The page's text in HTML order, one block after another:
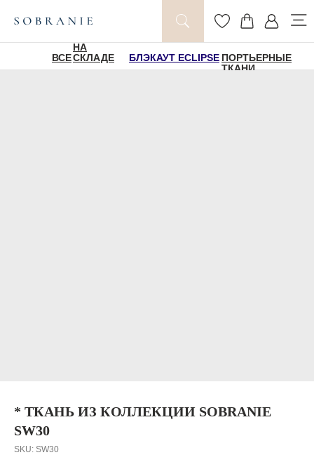
ВСЕ
НА
СКЛАДЕ
БЛЭКАУТ ECLIPSE ПОРТЬЕРНЫЕ
ТКАНИ
* ТКАНЬ ИЗ КОЛЛЕКЦИИ SOBRANIE
SW30
SKU: SW30